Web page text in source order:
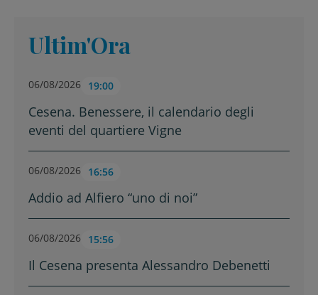
Ultim'Ora
06/08/2026 19:00
Cesena. Benessere, il calendario degli
eventi del quartiere Vigne
06/08/2026 16:56
Addio ad Alfiero “uno di noi”
06/08/2026 15:56
Il Cesena presenta Alessandro Debenetti